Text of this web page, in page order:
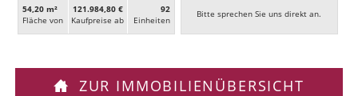
54,20 m²
Fläche von
121.984,80 €
Kaufpreise ab
92
Ein­heiten
Bitte sprechen Sie uns direkt an.
ZUR IMMOBILIENÜBERSICHT